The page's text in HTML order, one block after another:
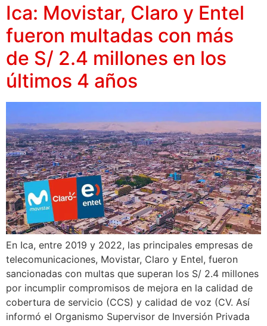
Ica: Movistar, Claro y Entel
fueron multadas con más
de S/ 2.4 millones en los
últimos 4 años
En Ica, entre 2019 y 2022, las principales empresas de
telecomunicaciones, Movistar, Claro y Entel, fueron
sancionadas con multas que superan los S/ 2.4 millones
por incumplir compromisos de mejora en la calidad de
cobertura de servicio (CCS) y calidad de voz (CV. Así
informó el Organismo Supervisor de Inversión Privada